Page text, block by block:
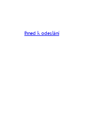
Ihned k odeslání